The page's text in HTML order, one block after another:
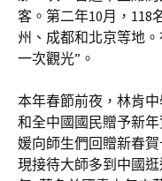
客。第二年10月，118
州、成都和北京等地
一次觀光”。
本年春節前夜，林肯
和全中國國民贈予新
媛向師生們回贈新春
現接待大師多到中國